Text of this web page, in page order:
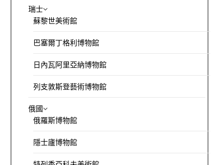
瑞士
蘇黎世美術館
巴塞爾丁格利博物館
日內瓦阿里亞納博物館
列支敦斯登藝術博物館
俄國
俄羅斯博物館
隱士廬博物館